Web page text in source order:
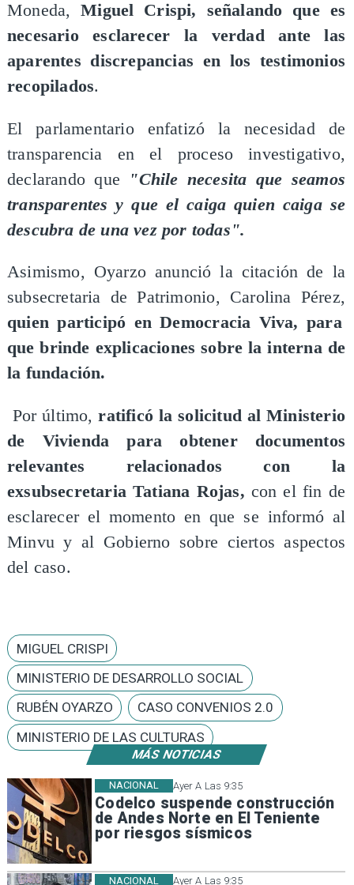
MÁS NOTICIAS
Ayer A Las 9:35
Codelco suspende construcción
de Andes Norte en El Teniente
por riesgos sísmicos
NACIONAL
Ayer A Las 9:35
NACIONAL
Moneda,Miguel Crispi, señalando que es
necesario esclarecer la verdad ante las
aparentes discrepancias en los testimonios
recopilados.
El parlamentario enfatizó la necesidad de
transparencia en el proceso investigativo,
declarando que
"Chile necesita que seamos
transparentes y que el caiga quien caiga se
descubra de una vez por todas".
Asimismo, Oyarzo anunció la citación de la
subsecretaria de Patrimonio, Carolina Pérez,
quien participó en Democracia Viva, para
que brinde explicaciones sobre la interna de
la fundación.
Por último,ratificó la solicitud al Ministerio
de Vivienda para obtener documentos
relevantes relacionados con la
exsubsecretaria Tatiana Rojas, con el fin de
esclarecer el momento en que se informó al
Minvu y al Gobierno sobre ciertos aspectos
del caso.
MIGUEL CRISPI
MINISTERIO DE DESARROLLO SOCIAL
RUBÉN OYARZO
CASO CONVENIOS 2.0
MINISTERIO DE LAS CULTURAS